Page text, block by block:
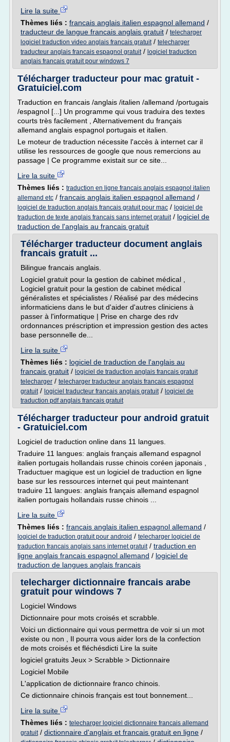
Lire la suite
Thèmes liés : francais anglais italien espagnol allemand /
traducteur de langue francais anglais gratuit / telecharger
logiciel traduction video anglais francais gratuit/ telecharger
traducteur anglais francais espagnol gratuit/ logiciel traduction
anglais francais gratuit pour windows 7
Télécharger traducteur pour mac gratuit -
Gratuiciel.com
Traduction en francais /anglais /italien /allemand /portugais
/espagnol [...] Un programme qui vous traduira des textes
courts très facilement , Alternativement du français
allemand anglais espagnol portugais et italien.
Le moteur de traduction nécessite l'accès à internet car il
utilise les ressources de google que nous remercions au
passage | Ce programme existait sur ce site...
Lire la suite
Thèmes liés : traduction en ligne francais anglais espagnol italien
allemand etc / francais anglais italien espagnol allemand /
logiciel de traduction anglais francais gratuit pour mac / logiciel de
traduction de texte anglais francais sans internet gratuit/ logiciel de
traduction de l'anglais au francais gratuit
Télécharger traducteur document anglais
francais gratuit ...
Bilingue francais anglais.
Logiciel gratuit pour la gestion de cabinet médical ,
Logiciel gratuit pour la gestion de cabinet médical
généralistes et spécialistes / Réalisé par des médecins
informaticiens dans le but d'aider d'autres cliniciens à
passer à l'informatique | Prise en charge des rdv
ordonnances préscription et impression gestion des actes
base personnelle de...
Lire la suite
Thèmes liés : logiciel de traduction de l'anglais au
francais gratuit / logiciel de traduction anglais francais gratuit
telecharger / telecharger traducteur anglais francais espagnol
gratuit/ logiciel traducteur francais anglais gratuit/ logiciel de
traduction pdf anglais francais gratuit
Télécharger traducteur pour android gratuit
- Gratuiciel.com
Logiciel de traduction online dans 11 langues.
Traduire 11 langues: anglais français allemand espagnol
italien portugais hollandais russe chinois coréen japonais ,
Traductuer magique est un logiciel de traduction en ligne
base sur les ressources internet qui peut maintenant
traduire 11 langues: anglais français allemand espagnol
italien portugais hollandais russe chinois ...
Lire la suite
Thèmes liés : francais anglais italien espagnol allemand /
logiciel de traduction gratuit pour android / telecharger logiciel de
traduction francais anglais sans internet gratuit/ traduction en
ligne anglais francais espagnol allemand / logiciel de
traduction de langues anglais francais
telecharger dictionnaire francais arabe
gratuit pour windows 7
Logiciel Windows
Dictionnaire pour mots croisés et scrabble.
Voici un dictionnaire qui vous permettra de voir si un mot
existe ou non , Il pourra vous aider lors de la confection
de mots croisés et fléchésdicti Lire la suite
logiciel gratuits Jeux > Scrabble > Dictionnaire
Logiciel Mobile
L'application de dictionnaire franco chinois.
Ce dictionnaire chinois français est tout bonnement...
Lire la suite
Thèmes liés : telecharger logiciel dictionnaire francais allemand
gratuit/ dictionnaire d'anglais et francais gratuit en ligne /